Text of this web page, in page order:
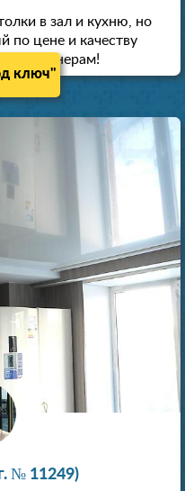
в зал и кухню, но
по цене и качеству
пенсионерам!
ключ"
№ 11249)